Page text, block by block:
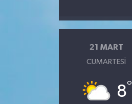
21 MART
CUMARTESI
8°